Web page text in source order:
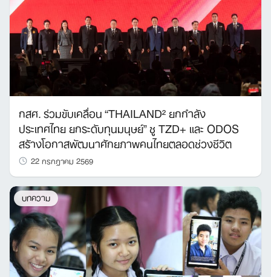
กสศ. ร่วมขับเคลื่อน “THAILAND² ยกกำลัง
ประเทศไทย ยกระดับทุนมนุษย์” ชู TZD+ และ ODOS
สร้างโอกาสพัฒนาศักยภาพคนไทยตลอดช่วงชีวิต
22 กรกฎาคม 2569
บทความ